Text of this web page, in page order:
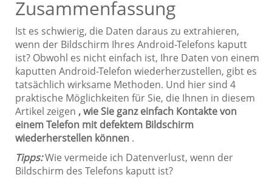
Zusammenfassung
Ist es schwierig, die Daten daraus zu extrahieren,
wenn der Bildschirm Ihres Android-Telefons kaputt
ist? Obwohl es nicht einfach ist, Ihre Daten von einem
kaputten Android-Telefon wiederherzustellen, gibt es
tatsächlich wirksame Methoden. Und hier sind 4
praktische Möglichkeiten für Sie, die Ihnen in diesem
Artikel zeigen , wie Sie ganz einfach Kontakte von
einem Telefon mit defektem Bildschirm
wiederherstellen können .
Tipps:Wie vermeide ich Datenverlust, wenn der
Bildschirm des Telefons kaputt ist?